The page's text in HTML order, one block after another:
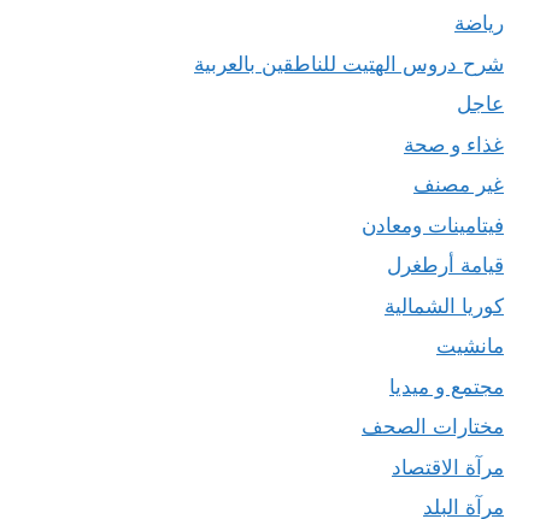
رياضة
شرح دروس الهتيت للناطقين بالعربية
عاجل
غذاء و صحة
غير مصنف
فيتامينات ومعادن
قيامة أرطغرل
كوريا الشمالية
مانشيت
مجتمع و ميديا
مختارات الصحف
مرآة الاقتصاد
مرآة البلد